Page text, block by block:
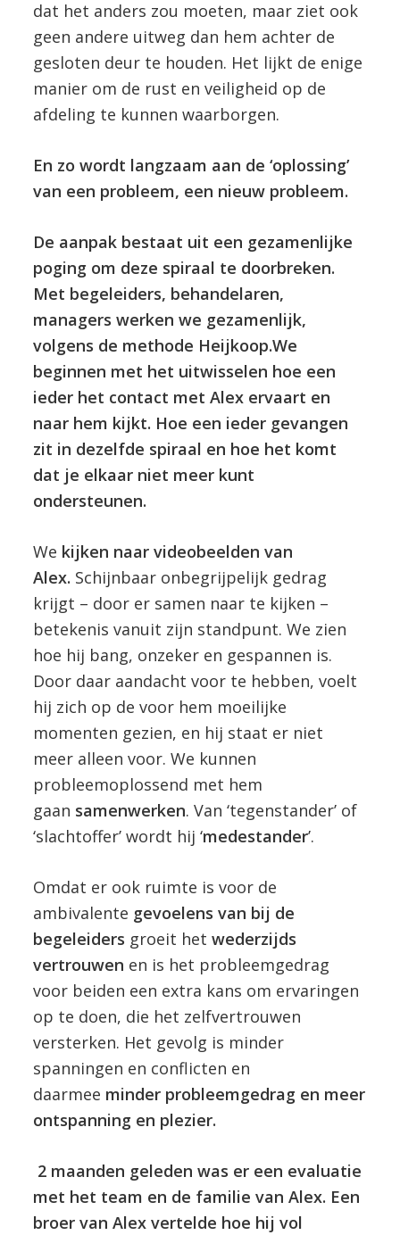
dat het anders zou moeten, maar ziet ook
geen andere uitweg dan hem achter de
gesloten deur te houden. Het lijkt de enige
manier om de rust en veiligheid op de
afdeling te kunnen waarborgen.
En zo wordt langzaam aan de ‘oplossing’
van een probleem, een nieuw probleem.
De aanpak bestaat uit een gezamenlijke
poging om deze spiraal te doorbreken.
Met begeleiders, behandelaren,
managers werken we gezamenlijk,
volgens de methode Heijkoop.We
beginnen met het uitwisselen hoe een
ieder het contact met Alex ervaart en
naar hem kijkt. Hoe een ieder gevangen
zit in dezelfde spiraal en hoe het komt
dat je elkaar niet meer kunt
ondersteunen.
We kijken naar videobeelden van
Alex. Schijnbaar onbegrijpelijk gedrag
krijgt – door er samen naar te kijken –
betekenis vanuit zijn standpunt. We zien
hoe hij bang, onzeker en gespannen is.
Door daar aandacht voor te hebben, voelt
hij zich op de voor hem moeilijke
momenten gezien, en hij staat er niet
meer alleen voor. We kunnen
probleemoplossend met hem
gaan samenwerken. Van ‘tegenstander’ of
‘slachtoffer’ wordt hij ‘medestander’.
Omdat er ook ruimte is voor de
ambivalente gevoelens van bij de
begeleiders groeit hetwederzijds
vertrouwen en is het probleemgedrag
voor beiden een extra kans om ervaringen
op te doen, die het zelfvertrouwen
versterken. Het gevolg is minder
spanningen en conflicten en
daarmee minder probleemgedrag en meer
ontspanning en plezier.
2 maanden geleden was er een evaluatie
met het team en de familie van Alex. Een
broer van Alex vertelde hoe hij vol